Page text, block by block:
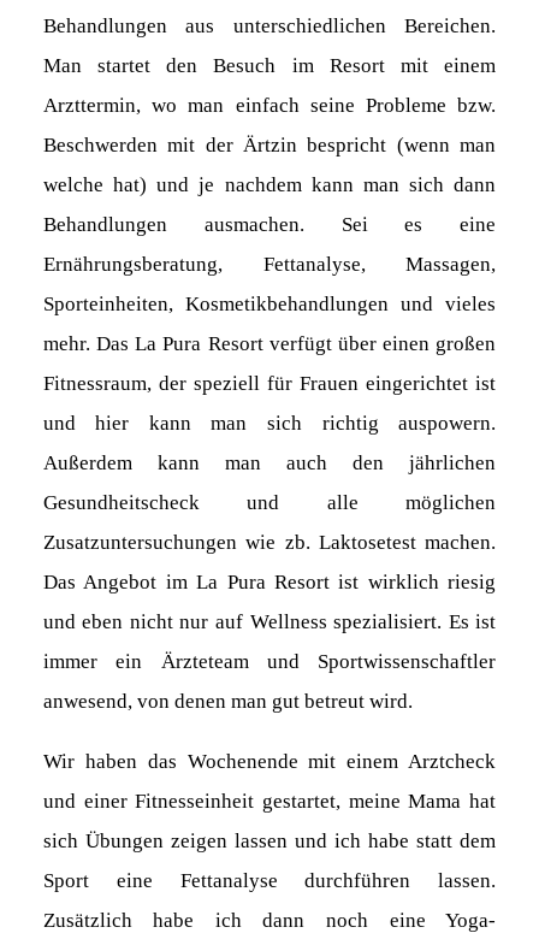
Behandlungen aus unterschiedlichen Bereichen.
Man startet den Besuch im Resort mit einem
Arzttermin, wo man einfach seine Probleme bzw.
Beschwerden mit der Ärtzin bespricht (wenn man
welche hat) und je nachdem kann man sich dann
Behandlungen ausmachen. Sei es eine
Ernährungsberatung, Fettanalyse, Massagen,
Sporteinheiten, Kosmetikbehandlungen und vieles
mehr. Das La Pura Resort verfügt über einen großen
Fitnessraum, der speziell für Frauen eingerichtet ist
und hier kann man sich richtig auspowern.
Außerdem kann man auch den jährlichen
Gesundheitscheck und alle möglichen
Zusatzuntersuchungen wie zb. Laktosetest machen.
Das Angebot im La Pura Resort ist wirklich riesig
und eben nicht nur auf Wellness spezialisiert. Es ist
immer ein Ärzteteam und Sportwissenschaftler
anwesend, von denen man gut betreut wird.
Wir haben das Wochenende mit einem Arztcheck
und einer Fitnesseinheit gestartet, meine Mama hat
sich Übungen zeigen lassen und ich habe statt dem
Sport eine Fettanalyse durchführen lassen.
Zusätzlich habe ich dann noch eine Yoga-